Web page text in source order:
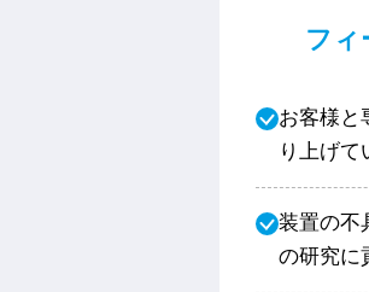
フィ
お客様と
り上げて
装置の不
の研究に